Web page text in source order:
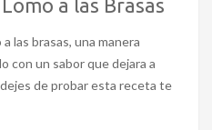
a las Brasas
las brasas, una manera
con un sabor que dejara a
de probar esta receta te